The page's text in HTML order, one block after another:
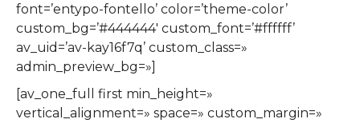
font=’entypo-fontello’ color=’theme-color’
custom_bg=’#444444′ custom_font=’#ffffff’
av_uid=’av-kay16f7q’ custom_class=»
admin_preview_bg=»]
[av_one_full first min_height=»
vertical_alignment=» space=» custom_margin=»